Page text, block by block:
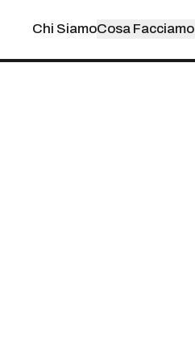
Chi SiamoCosa Facciamo